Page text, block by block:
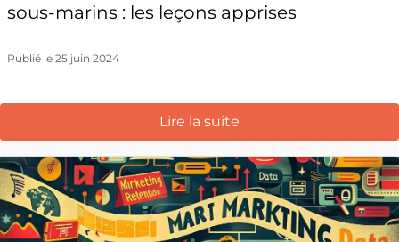
sous-marins : les leçons apprises
Publié le 25 juin 2024
Lire la suite